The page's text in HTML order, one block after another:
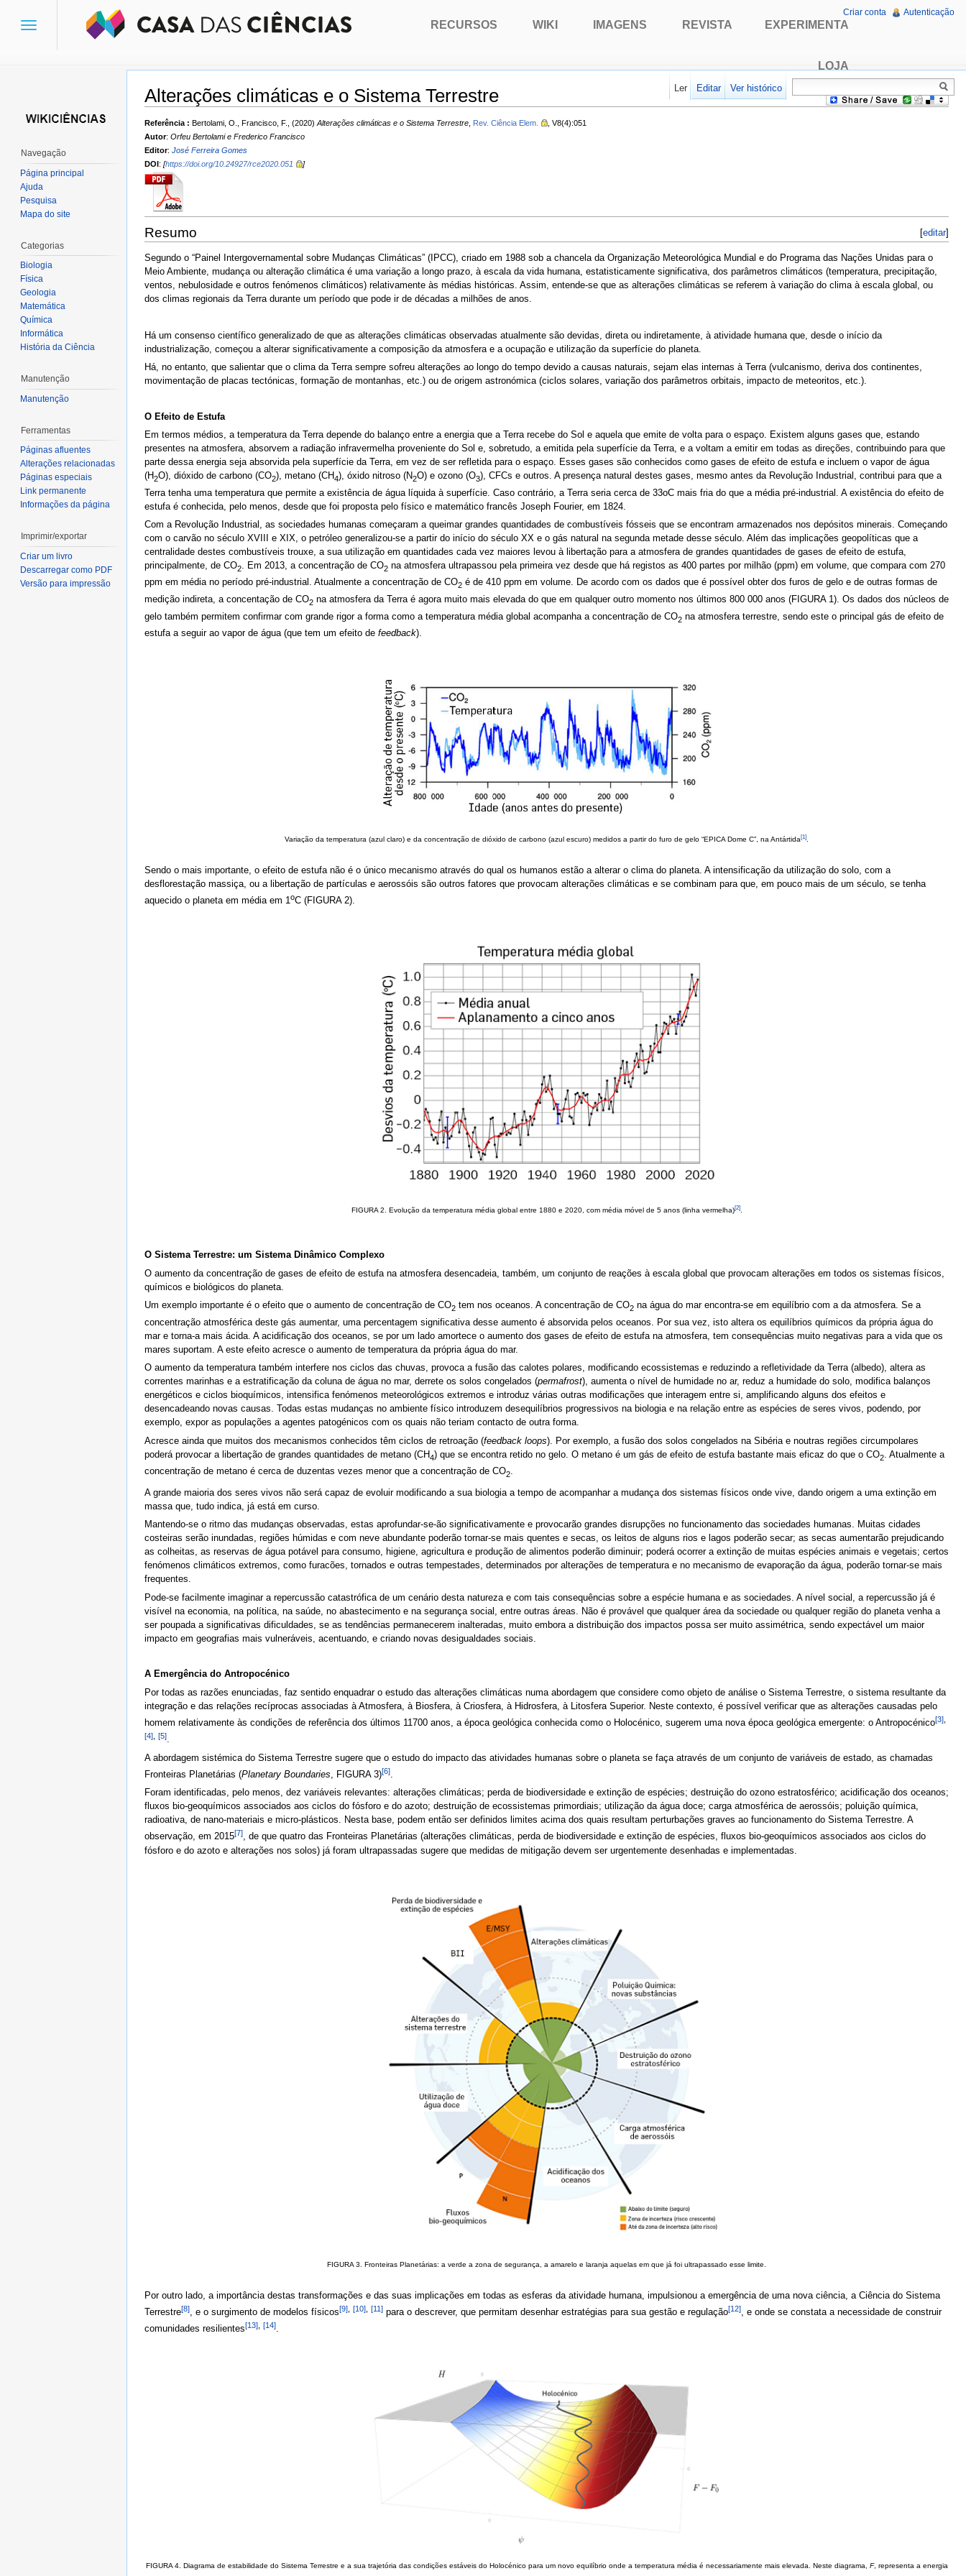
Alterações climáticas e o Sistema Terrestre
Ir para:navegação,pesquisa
Referência : Bertolami, O., Francisco, F., (2020) Alterações climáticas e o Sistema Terrestre Rev. Ciência Elem.
, V8(4):051
Autor: Orfeu Bertolami e Frederico Francisco
Editor: José Ferreira Gomes
DOI: [https://doi.org/10.24927/rce2020.051 ]
[editar]
Resumo
Segundo o “Painel Intergovernamental sobre Mudanças Climáticas” (IPCC), criado em 1988 sob a chancela da Organização Meteorológica Mundial e do Programa das Nações Unidas para o
Meio Ambiente, mudança ou alteração climática é uma variação a longo prazo, à escala da vida humana, estatisticamente significativa, dos parâmetros climáticos (temperatura, precipitação,
ventos, nebulosidade e outros fenómenos climáticos) relativamente às médias históricas. Assim, entende-se que as alterações climáticas se referem à variação do clima à escala global, ou
dos climas regionais da Terra durante um período que pode ir de décadas a milhões de anos.
Há um consenso científico generalizado de que as alterações climáticas observadas atualmente são devidas, direta ou indiretamente, à atividade humana que, desde o início da
industrialização, começou a alterar significativamente a composição da atmosfera e a ocupação e utilização da superfície do planeta.
Há, no entanto, que salientar que o clima da Terra sempre sofreu alterações ao longo do tempo devido a causas naturais, sejam elas internas à Terra (vulcanismo, deriva dos continentes,
movimentação de placas tectónicas, formação de montanhas, etc.) ou de origem astronómica (ciclos solares, variação dos parâmetros orbitais, impacto de meteoritos, etc.).
O Efeito de Estufa
Em termos médios, a temperatura da Terra depende do balanço entre a energia que a Terra recebe do Sol e aquela que emite de volta para o espaço. Existem alguns gases que, estando
presentes na atmosfera, absorvem a radiação infravermelha proveniente do Sol e, sobretudo, a emitida pela superfície da Terra, e a voltam a emitir em todas as direções, contribuindo para que
parte dessa energia seja absorvida pela superfície da Terra, em vez de ser refletida para o espaço. Esses gases são conhecidos como gases de efeito de estufa e incluem o vapor de água
(H2O), dióxido de carbono (CO2), metano (CH4), óxido nitroso (N2O) e ozono (O3), CFCs e outros. A presença natural destes gases, mesmo antes da Revolução Industrial, contribui para que a
Terra tenha uma temperatura que permite a existência de água líquida à superfície. Caso contrário, a Terra seria cerca de 33oC mais fria do que a média pré-industrial. A existência do efeito de
estufa é conhecida, pelo menos, desde que foi proposta pelo físico e matemático francês Joseph Fourier, em 1824.
Com a Revolução Industrial, as sociedades humanas começaram a queimar grandes quantidades de combustíveis fósseis que se encontram armazenados nos depósitos minerais. Começando
com o carvão no século XVIII e XIX, o petróleo generalizou-se a partir do início do século XX e o gás natural na segunda metade desse século. Além das implicações geopolíticas que a
centralidade destes combustíveis trouxe, a sua utilização em quantidades cada vez maiores levou à libertação para a atmosfera de grandes quantidades de gases de efeito de estufa,
principalmente, de CO2 . Em 2013, a concentração de CO2 na atmosfera ultrapassou pela primeira vez desde que há registos as 400 partes por milhão (ppm) em volume, que compara com 270
ppm em média no período pré-industrial. Atualmente a concentração de CO2 é de 410 ppm em volume. De acordo com os dados que é possível obter dos furos de gelo e de outras formas de
medição indireta, a concentação de CO2 na atmosfera da Terra é agora muito mais elevada do que em qualquer outro momento nos últimos 800 000 anos (FIGURA 1). Os dados dos núcleos de
gelo também permitem confirmar com grande rigor a forma como a temperatura média global acompanha a concentração de CO2 na atmosfera terrestre, sendo este o principal gás de efeito de
estufa a seguir ao vapor de água (que tem um efeito de feedback).
Variação da temperatura (azul claro) e da concentração de dióxido de carbono (azul escuro) medidos a partir do furo de gelo “EPICA Dome C”, na Antártida [1]
Sendo o mais importante, o efeito de estufa não é o único mecanismo através do qual os humanos estão a alterar o clima do planeta. A intensificação da utilização do solo, com a
desflorestação massiça, ou a libertação de partículas e aerossóis são outros fatores que provocam alterações climáticas e se combinam para que, em pouco mais de um século, se tenha
aquecido o planeta em média em 1oC (FIGURA 2).
FIGURA 2. Evolução da temperatura média global entre 1880 e 2020, com média móvel de 5 anos (linha vermelha)[2].
O Sistema Terrestre: um Sistema Dinâmico Complexo
O aumento da concentração de gases de efeito de estufa na atmosfera desencadeia, também, um conjunto de reações à escala global que provocam alterações em todos os sistemas físicos,
químicos e biológicos do planeta.
Um exemplo importante é o efeito que o aumento de concentração de CO2 tem nos oceanos. A concentração de CO2 na água do mar encontra-se em equilíbrio com a da atmosfera. Se a
concentração atmosférica deste gás aumentar, uma percentagem significativa desse aumento é absorvida pelos oceanos. Por sua vez, isto altera os equilíbrios químicos da própria água do
mar e torna-a mais ácida. A acidificação dos oceanos, se por um lado amortece o aumento dos gases de efeito de estufa na atmosfera, tem consequências muito negativas para a vida que os
mares suportam. A este efeito acresce o aumento de temperatura da própria água do mar.
O aumento da temperatura também interfere nos ciclos das chuvas, provoca a fusão das calotes polares, modificando ecossistemas e reduzindo a refletividade da Terra (albedo), altera as
correntes marinhas e a estratificação da coluna de água no mar, derrete os solos congelados (permafrost), aumenta o nível de humidade no ar, reduz a humidade do solo, modifica balanços
energéticos e ciclos bioquímicos, intensifica fenómenos meteorológicos extremos e introduz várias outras modificações que interagem entre si, amplificando alguns dos efeitos e
desencadeando novas causas. Todas estas mudanças no ambiente físico introduzem desequilíbrios progressivos na biologia e na relação entre as espécies de seres vivos, podendo, por
exemplo, expor as populações a agentes patogénicos com os quais não teriam contacto de outra forma.
Acresce ainda que muitos dos mecanismos conhecidos têm ciclos de retroação (feedback loops). Por exemplo, a fusão dos solos congelados na Sibéria e noutras regiões circumpolares
poderá provocar a libertação de grandes quantidades de metano (CH4) que se encontra retido no gelo. O metano é um gás de efeito de estufa bastante mais eficaz do que o CO2 . Atualmente a
concentração de metano é cerca de duzentas vezes menor que a concentração de CO2.
A grande maioria dos seres vivos não será capaz de evoluir modificando a sua biologia a tempo de acompanhar a mudança dos sistemas físicos onde vive, dando origem a uma extinção em
massa que, tudo indica, já está em curso.
Mantendo-se o ritmo das mudanças observadas, estas aprofundar-se-ão significativamente e provocarão grandes disrupções no funcionamento das sociedades humanas. Muitas cidades
costeiras serão inundadas, regiões húmidas e com neve abundante poderão tornar-se mais quentes e secas, os leitos de alguns rios e lagos poderão secar; as secas aumentarão prejudicando
as colheitas, as reservas de água potável para consumo, higiene, agricultura e produção de alimentos poderão diminuir; poderá ocorrer a extinção de muitas espécies animais e vegetais; certos
fenómenos climáticos extremos, como furacões, tornados e outras tempestades, determinados por alterações de temperatura e no mecanismo de evaporação da água, poderão tornar-se mais
frequentes.
Pode-se facilmente imaginar a repercussão catastrófica de um cenário desta natureza e com tais consequências sobre a espécie humana e as sociedades. A nível social, a repercussão já é
visível na economia, na política, na saúde, no abastecimento e na segurança social, entre outras áreas. Não é provável que qualquer área da sociedade ou qualquer região do planeta venha a
ser poupada a significativas dificuldades, se as tendências permanecerem inalteradas, muito embora a distribuição dos impactos possa ser muito assimétrica, sendo expectável um maior
impacto em geografias mais vulneráveis, acentuando, e criando novas desigualdades sociais.
A Emergência do Antropocénico
Por todas as razões enunciadas, faz sentido enquadrar o estudo das alterações climáticas numa abordagem que considere como objeto de análise o Sistema Terrestre, o sistema resultante da
integração e das relações recíprocas associadas à Atmosfera, à Biosfera, à Criosfera, à Hidrosfera, à Litosfera Superior. Neste contexto, é possível verificar que as alterações causadas pelo
homem relativamente às condições de referência dos últimos 11700 anos, a época geológica conhecida como o Holocénico, sugerem uma nova época geológica emergente: o Antropocénico[3]
[4] [5].
A abordagem sistémica do Sistema Terrestre sugere que o estudo do impacto das atividades humanas sobre o planeta se faça através de um conjunto de variáveis de estado, as chamadas
Fronteiras Planetárias (Planetary Boundaries , FIGURA 3)[6]
Foram identificadas, pelo menos, dez variáveis relevantes: alterações climáticas; perda de biodiversidade e extinção de espécies; destruição do ozono estratosférico; acidificação dos oceanos;
fluxos bio-geoquímicos associados aos ciclos do fósforo e do azoto; destruição de ecossistemas primordiais; utilização da água doce; carga atmosférica de aerossóis; poluição química,
radioativa, de nano-materiais e micro-plásticos. Nesta base, podem então ser definidos limites acima dos quais resultam perturbações graves ao funcionamento do Sistema Terrestre. A
observação, em 2015[7], de que quatro das Fronteiras Planetárias (alterações climáticas, perda de biodiversidade e extinção de espécies, fluxos bio-geoquímicos associados aos ciclos do
fósforo e do azoto e alterações nos solos) já foram ultrapassadas sugere que medidas de mitigação devem ser urgentemente desenhadas e implementadas.
FIGURA 3. Fronteiras Planetárias: a verde a zona de segurança, a amarelo e laranja aquelas em que já foi ultrapassado esse limite.
Por outro lado, a importância destas transformações e das suas implicações em todas as esferas da atividade humana, impulsionou a emergência de uma nova ciência, a Ciência do Sistema
Terrestre[8], e o surgimento de modelos físicos[9] [10] [11] para o descrever, que permitam desenhar estratégias para sua gestão e regulação[12], e onde se constata a necessidade de construir
comunidades resilientes[13] [14].
FIGURA 4. Diagrama de estabilidade do Sistema Terrestre e a sua trajetória das condições estáveis do Holocénico para um novo equilíbrio onde a temperatura média é necessariamente mais elevada. Neste diagrama, F, representa a energia
Toggle
RECURSOS WIKI IMAGENS REVISTA EXPERIMENTA
LOJA
Criar conta Autenticação
Ler Editar Ver histórico
Navegação
Página principal
Ajuda
Pesquisa
Mapa do site
Categorias
Biologia
Física
Geologia
Matemática
Química
Informática
História da Ciência
Manutenção
Manutenção
Ferramentas
Páginas afluentes
Alterações relacionadas
Páginas especiais
Link permanente
Informações da página
Imprimir/exportar
Criar um livro
Descarregar como PDF
Versão para impressão